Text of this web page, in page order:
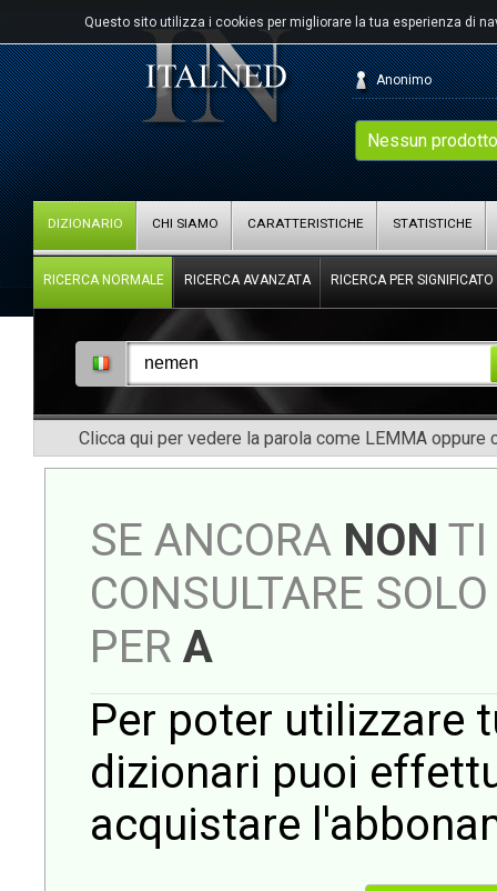
Questo sito utilizza i cookies per migliorare la tua esperienza di
Nessun
Anonimo
DIZIONARIO CHI SIAMO CARATTERISTICHE STATISTICHE
RICERCA NORMALE RICERCA AVANZATA RICERCA PER SIGNIFICATO
Clicca qui per vedere la parola come LEMMA oppure
SE ANCORA NON TI
CONSULTARE
PER A
Per poter utilizzare
dizionari puoi
acquistare